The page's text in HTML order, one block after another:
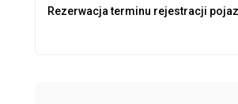
Rezerwacja terminu rejestracji